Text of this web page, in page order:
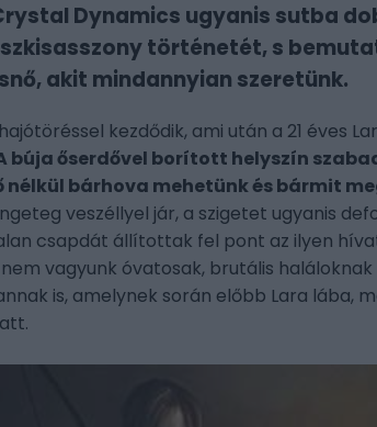
Dynamics ugyanis sutba
történetét, s
akit mindannyian szeretünk.
kezdődik, ami után a 21 éves
búja őserdővel borított helyszín
nélkül bárhova mehetünk és bármit
veszéllyel jár, a szigetet ugyanis
csapdát állítottak fel pont az ilyen
vagyunk óvatosak, brutális
is, amelynek során előbb Lara lába,